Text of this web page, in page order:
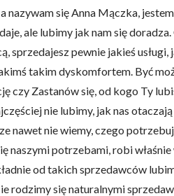
się Anna Mączka,
ale lubimy jak nam się
sprzedajesz pewnie jakieś
takim dyskomfortem. Być
czy Zastanów się, od kogo Ty
nie lubimy, jak nas
nawet nie wiemy, czego
potrzebami, robi właśnie
od takich sprzedawców
rodzimy się naturalnymi